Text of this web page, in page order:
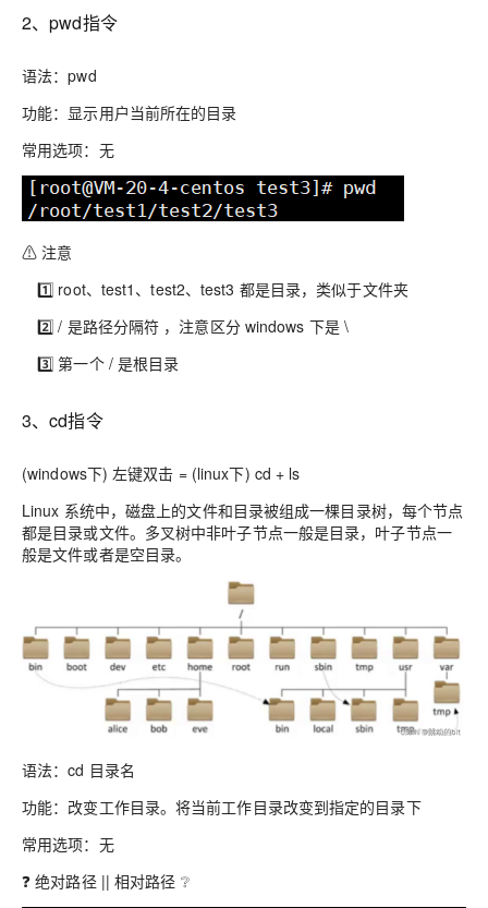
2、pwd指令
语法：pwd
功能：显示用户当前所在的目录
常用选项：无
⚠ 注意
1️⃣ root、test1、test2、test3 都是目录，类似于文件夹
2️⃣ / 是路径分隔符 ，注意区分 windows 下是 \
3️⃣ 第一个 / 是根目录
3、cd指令
(windows下) 左键双击 = (linux下) cd + ls
Linux 系统中，磁盘上的文件和目录被组成一棵目录树，每个节点
都是目录或文件。多叉树中非叶子节点一般是目录，叶子节点一
般是文件或者是空目录。
语法：cd 目录名
功能：改变工作目录。将当前工作目录改变到指定的目录下
常用选项：无
❓ 绝对路径 || 相对路径 ❔